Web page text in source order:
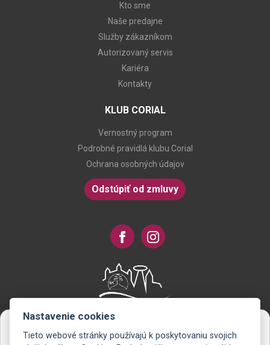
Kto sme
Naše predajne
Služby zákazníkom
Autorizovaný servis
Kariéra
Kontakty
KLUB CORIAL
Vernostný program
Podrobné pravidlá klubu Corial
Ochrana osobných údajov
Odstúpiť od zmluvy
Nastavenie cookies
Tieto webové stránky používajú k poskytovaniu svojich